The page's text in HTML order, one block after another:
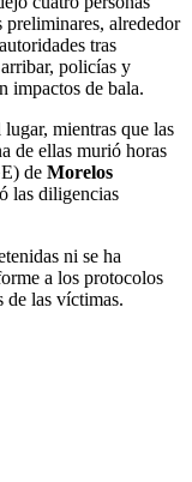
preliminares, alrededor
tras
policías y
impactos de bala.
mientras que las
de ellas murió horas
de Morelos
las diligencias
ni se ha
a los protocolos
de las víctimas.